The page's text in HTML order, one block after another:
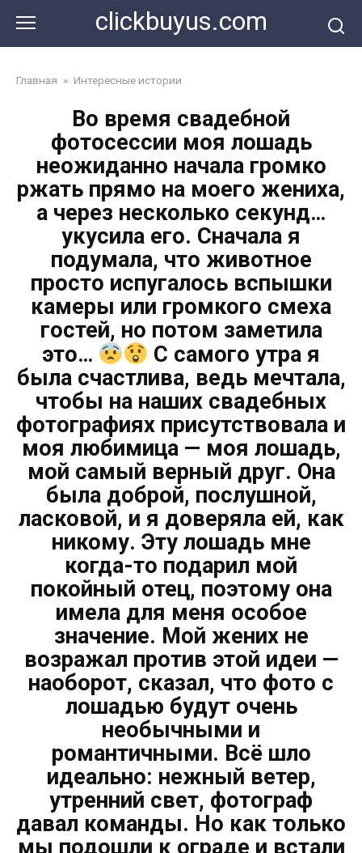
контенту
clickbuyus.com
Главная » Интересные истории
Во время свадебной
фотосессии моя лошадь
неожиданно начала громко
ржать прямо на моего жениха,
а через несколько секунд…
укусила его. Сначала я
подумала, что животное
просто испугалось вспышки
камеры или громкого смеха
гостей, но потом заметила
это…
С самого утра я
была счастлива, ведь мечтала,
чтобы на наших свадебных
фотографиях присутствовала и
моя любимица — моя лошадь,
мой самый верный друг. Она
была доброй, послушной,
ласковой, и я доверяла ей, как
никому. Эту лошадь мне
когда-то подарил мой
покойный отец, поэтому она
имела для меня особое
значение. Мой жених не
возражал против этой идеи —
наоборот, сказал, что фото с
лошадью будут очень
необычными и
романтичными. Всё шло
идеально: нежный ветер,
утренний свет, фотограф
давал команды. Но как только
мы подошли к ограде и встали